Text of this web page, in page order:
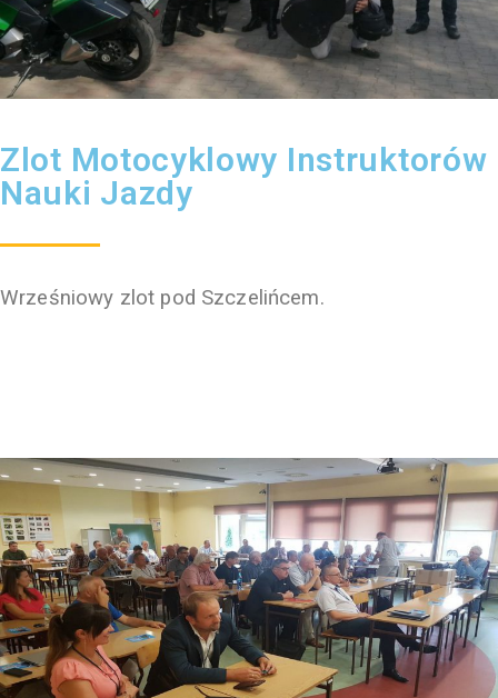
Zlot Motocyklowy Instruktorów
Nauki Jazdy
Wrześniowy zlot pod Szczelińcem.